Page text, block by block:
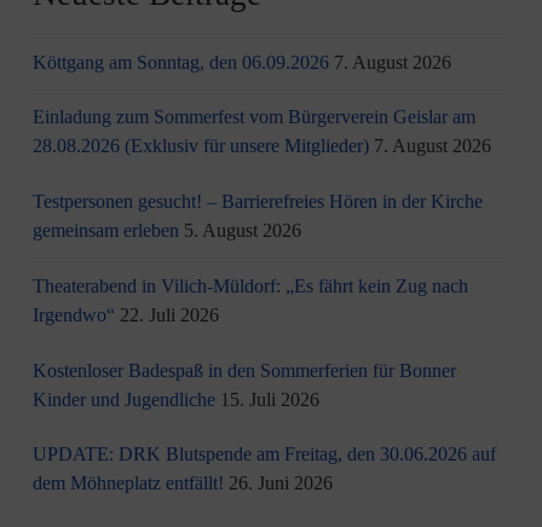
Köttgang am Sonntag, den 06.09.2026 7. August 2026
Einladung zum Sommerfest vom Bürgerverein Geislar am
28.08.2026 (Exklusiv für unsere Mitglieder) 7. August 2026
Testpersonen gesucht! – Barrierefreies Hören in der Kirche
gemeinsam erleben 5. August 2026
Theaterabend in Vilich-Müldorf: „Es fährt kein Zug nach
Irgendwo“ 22. Juli 2026
Kostenloser Badespaß in den Sommerferien für Bonner
Kinder und Jugendliche 15. Juli 2026
UPDATE: DRK Blutspende am Freitag, den 30.06.2026 auf
dem Möhneplatz entfällt! 26. Juni 2026